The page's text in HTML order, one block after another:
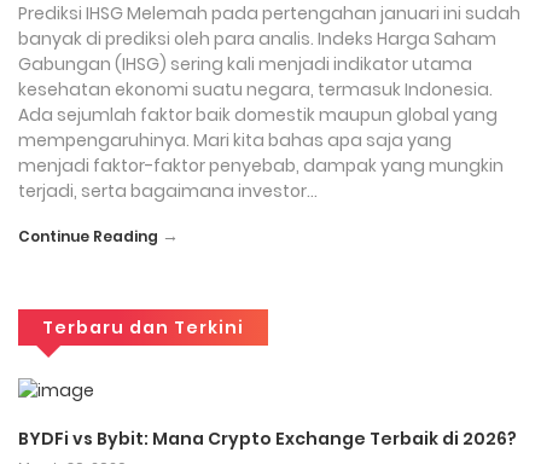
Prediksi IHSG Melemah pada pertengahan januari ini sudah
banyak di prediksi oleh para analis. Indeks Harga Saham
Gabungan (IHSG) sering kali menjadi indikator utama
kesehatan ekonomi suatu negara, termasuk Indonesia.
Ada sejumlah faktor baik domestik maupun global yang
mempengaruhinya. Mari kita bahas apa saja yang
menjadi faktor-faktor penyebab, dampak yang mungkin
terjadi, serta bagaimana investor…
Continue Reading →
Terbaru dan Terkini
BYDFi vs Bybit: Mana Crypto Exchange Terbaik di 2026?